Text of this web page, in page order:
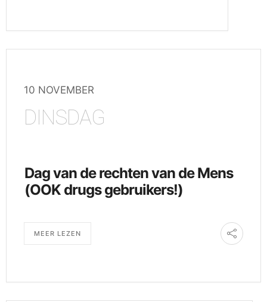
10 NOVEMBER
DINSDAG
Dag van de rechten van de Mens
(OOK drugs gebruikers!)
MEER LEZEN